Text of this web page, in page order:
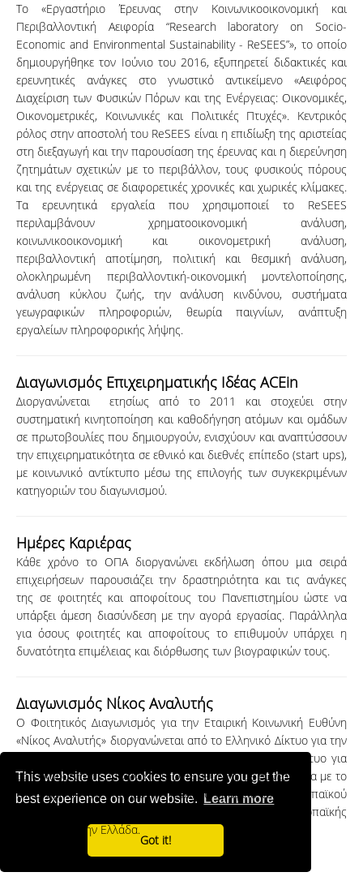
This website uses cookies to ensure you get the
best experience on our website. Learn more
Got it!
Το «Εργαστήριο Έρευνας στην Κοινωνικοοικονομική και
Περιβαλλοντική Αειφορία “Research laboratory on Socio-
Economic and Environmental Sustainability - ReSEES”», το οποίο
δημιουργήθηκε τον Ιούνιο του 2016, εξυπηρετεί διδακτικές και
ερευνητικές ανάγκες στο γνωστικό αντικείμενο «Αειφόρος
Διαχείριση των Φυσικών Πόρων και της Ενέργειας: Οικονομικές,
Οικονομετρικές, Κοινωνικές και Πολιτικές Πτυχές». Κεντρικός
ρόλος στην αποστολή του ReSEES είναι η επιδίωξη της αριστείας
στη διεξαγωγή και την παρουσίαση της έρευνας και η διερεύνηση
ζητημάτων σχετικών με το περιβάλλον, τους φυσικούς πόρους
και της ενέργειας σε διαφορετικές χρονικές και χωρικές κλίμακες.
Τα ερευνητικά εργαλεία που χρησιμοποιεί το ReSEES
περιλαμβάνουν χρηματοοικονομική ανάλυση,
κοινωνικοοικονομική και οικονομετρική ανάλυση,
περιβαλλοντική αποτίμηση, πολιτική και θεσμική ανάλυση,
ολοκληρωμένη περιβαλλοντική-οικονομική μοντελοποίησης,
ανάλυση κύκλου ζωής, την ανάλυση κινδύνου, συστήματα
γεωγραφικών πληροφοριών, θεωρία παιγνίων, ανάπτυξη
εργαλείων πληροφορικής λήψης.
Διαγωνισμός Επιχειρηματικής Ιδέας ACEin
Διοργανώνεται ετησίως από το 2011 και στοχεύει στην
συστηματική κινητοποίηση και καθοδήγηση ατόμων και ομάδων
σε πρωτοβουλίες που δημιουργούν, ενισχύουν και αναπτύσσουν
την επιχειρηματικότητα σε εθνικό και διεθνές επίπεδο (start ups),
με κοινωνικό αντίκτυπο μέσω της επιλογής των συγκεκριμένων
κατηγοριών του διαγωνισμού.
Ημέρες Καριέρας
Κάθε χρόνο το ΟΠΑ διοργανώνει εκδήλωση όπου μια σειρά
επιχειρήσεων παρουσιάζει την δραστηριότητα και τις ανάγκες
της σε φοιτητές και αποφοίτους του Πανεπιστημίου ώστε να
υπάρξει άμεση διασύνδεση με την αγορά εργασίας. Παράλληλα
για όσους φοιτητές και αποφοίτους το επιθυμούν υπάρχει η
δυνατότητα επιμέλειας και διόρθωσης των βιογραφικών τους.
Διαγωνισμός Νίκος Αναλυτής
Ο Φοιτητικός Διαγωνισμός για την Εταιρική Κοινωνική Ευθύνη
«Νίκος Αναλυτής» διοργανώνεται από το Ελληνικό Δίκτυο για την
Εταιρική Κοινωνική Ευθύνη (ΕΔΕΚΕ) και το Ελληνικό Δίκτυο για
το Οικουμενικό Σύμφωνο του ΟΗΕ (GCNH), σε συνεργασία με το
Οικονομικό Πανεπιστήμιο Αθηνών, το Γραφείο του Ευρωπαϊκού
Κοινοβουλίου και της Αντιπροσωπείας της Ευρωπαϊκής
Επιτροπής στην Ελλάδα.